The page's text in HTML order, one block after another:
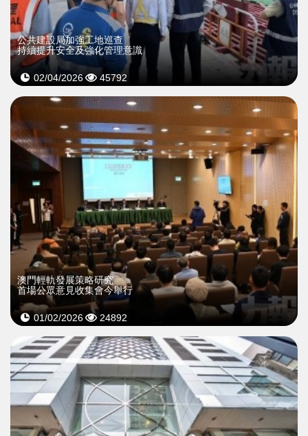
公共建設局加強工地巡查
持續提升安全及強化管理意識
02/04/2026 45792
澳門輕軌發展策略研究
首場公眾意見收集會今舉行​
01/02/2026 24892